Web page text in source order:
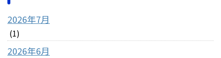
2026年7月
(1)
2026年6月